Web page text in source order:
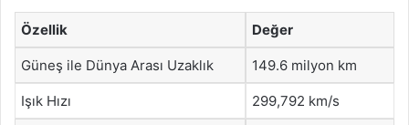
Özellik Değer
Güneş ile Dünya Arası Uzaklık 149.6 milyon km
Işık Hızı 299,792 km/s